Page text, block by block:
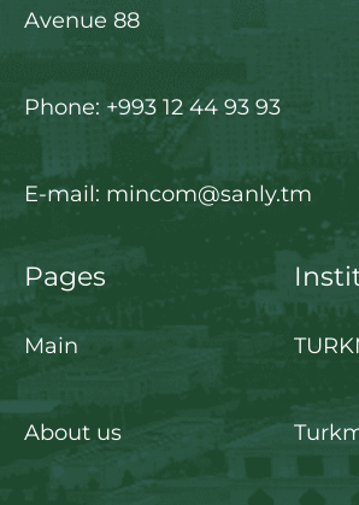
Avenue 88
Phone: +993 12 44 93 93
E-mail: mincom@sanly.tm
Pages
Main
About us